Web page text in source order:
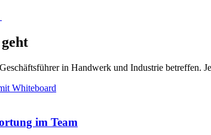
in Handwerk und Industrie betreffen.
im Team